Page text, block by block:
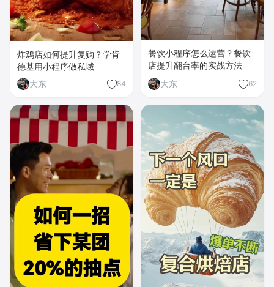
炸鸡店如何提升复购？学肯
德基用小程序做私域
大东
84
餐饮小程序怎么运营？餐饮
店提升翻台率的实战方法
大东
62